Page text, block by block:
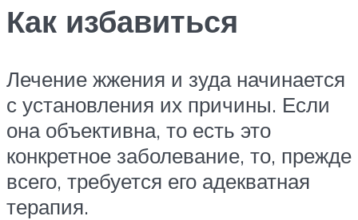
Как избавиться
Лечение жжения и зуда начинается
с установления их причины. Если
она объективна, то есть это
конкретное заболевание, то, прежде
всего, требуется его адекватная
терапия.